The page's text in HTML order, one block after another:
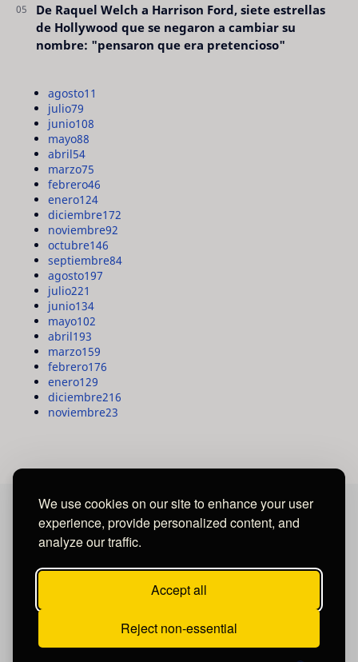
We use cookies on our site to enhance your user
experience, provide personalized content, and
analyze our traffic.
Accept all
Reject non-essential
De Raquel Welch a Harrison Ford, siete estrellas
de Hollywood que se negaron a cambiar su
nombre: "pensaron que era pretencioso"
agosto11
julio79
junio108
mayo88
abril54
marzo75
febrero46
enero124
diciembre172
noviembre92
octubre146
septiembre84
agosto197
julio221
junio134
mayo102
abril193
marzo159
febrero176
enero129
diciembre216
noviembre23
MAYA MEDIA GROUP
Ubicados en Tegucigalpa - Honduras.